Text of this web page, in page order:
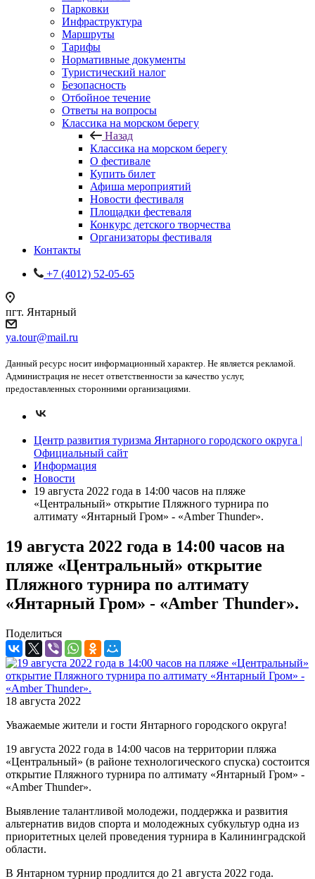
Парковки
Инфраструктура
Маршруты
Тарифы
Нормативные документы
Туристический налог
Безопасность
Отбойное течение
Ответы на вопросы
Классика на морском берегу
Назад
Классика на морском берегу
О фестивале
Купить билет
Афиша мероприятий
Новости фестиваля
Площадки фестеваля
Конкурс детского творчества
Организаторы фестиваля
Контакты
+7 (4012) 52-05-65
пгт. Янтарный
ya.tour@mail.ru
Данный ресурс носит информационный характер. Не является рекламой.
Администрация не несет ответственности за качество услуг,
предоставленных сторонними организациями.
Центр развития туризма Янтарного городского округа |
Официальный сайт
Информация
Новости
19 августа 2022 года в 14:00 часов на пляже
«Центральный» открытие Пляжного турнира по
алтимату «Янтарный Гром» - «Amber Thunder».
19 августа 2022 года в 14:00 часов на
пляже «Центральный» открытие
Пляжного турнира по алтимату
«Янтарный Гром» - «Amber Thunder».
Поделиться
18 августа 2022
Уважаемые жители и гости Янтарного городского округа!
19 августа 2022 года в 14:00 часов на территории пляжа
«Центральный» (в районе технологического спуска) состоится
открытие Пляжного турнира по алтимату «Янтарный Гром» -
«Amber Thunder».
Выявление талантливой молодежи, поддержка и развития
альтернатив видов спорта и молодежных субкультур одна из
приоритетных целей проведения турнира в Калининградской
области.
В Янтарном турнир продлится до 21 августа 2022 года.